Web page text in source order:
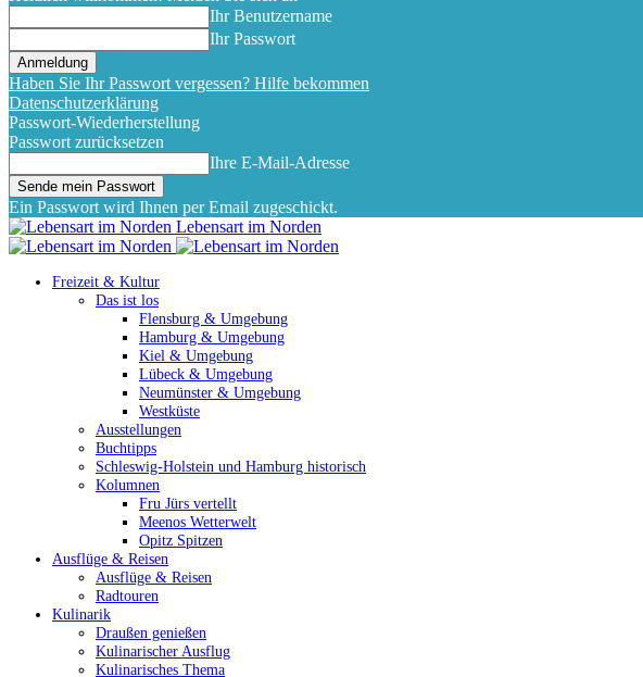
Ihr Benutzername
Ihr Passwort
Haben Sie Ihr Passwort vergessen? Hilfe bekommen
Datenschutzerklärung
Passwort-Wiederherstellung
Passwort zurücksetzen
Ihre E-Mail-Adresse
Ein Passwort wird Ihnen per Email zugeschickt.
Lebensart im Norden
Freizeit & Kultur
Das ist los
Flensburg & Umgebung
Hamburg & Umgebung
Kiel & Umgebung
Lübeck & Umgebung
Neumünster & Umgebung
Westküste
Ausstellungen
Buchtipps
Schleswig-Holstein und Hamburg historisch
Kolumnen
Fru Jürs vertellt
Meenos Wetterwelt
Opitz Spitzen
Ausflüge & Reisen
Ausflüge & Reisen
Radtouren
Kulinarik
Draußen genießen
Kulinarischer Ausflug
Kulinarisches Thema